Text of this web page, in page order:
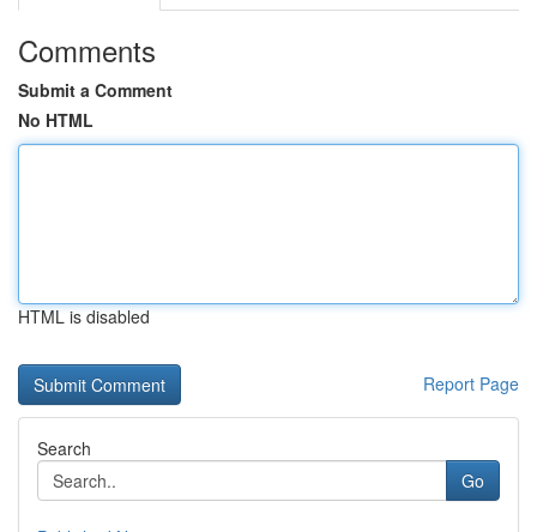
Comments
Submit a Comment
No HTML
HTML is disabled
Report Page
Search
Go